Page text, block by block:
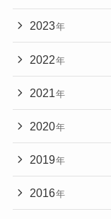
2023年
2022年
2021年
2020年
2019年
2016年